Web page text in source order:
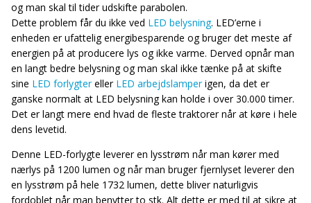
og man skal til tider udskifte parabolen.
Dette problem får du ikke ved LED belysning. LED’erne i
enheden er ufattelig energibesparende og bruger det meste af
energien på at producere lys og ikke varme. Derved opnår man
en langt bedre belysning og man skal ikke tænke på at skifte
sine LED forlygtereller LED arbejdslamperigen, da det er
ganske normalt at LED belysning kan holde i over 30.000 timer.
Det er langt mere end hvad de fleste traktorer når at køre i hele
dens levetid.
Denne LED-forlygte leverer en lysstrøm når man kører med
nærlys på 1200 lumen og når man bruger fjernlyset leverer den
en lysstrøm på hele 1732 lumen, dette bliver naturligvis
fordoblet når man benytter to stk. Alt dette er med til at sikre at